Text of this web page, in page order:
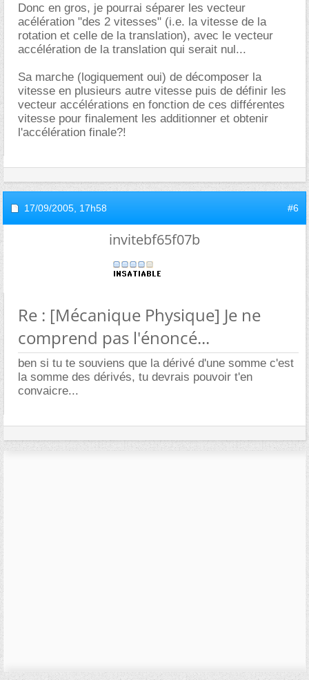
Donc en gros, je pourrai séparer les vecteur
acélération "des 2 vitesses" (i.e. la vitesse de la
rotation et celle de la translation), avec le vecteur
accélération de la translation qui serait nul...
Sa marche (logiquement oui) de décomposer la
vitesse en plusieurs autre vitesse puis de définir les
vecteur accélérations en fonction de ces différentes
vitesse pour finalement les additionner et obtenir
l'accélération finale?!
17/09/2005, 17h58 #6
invitebf65f07b
Re : [Mécanique Physique] Je ne
comprend pas l'énoncé...
ben si tu te souviens que la dérivé d'une somme c'est
la somme des dérivés, tu devrais pouvoir t'en
convaicre...